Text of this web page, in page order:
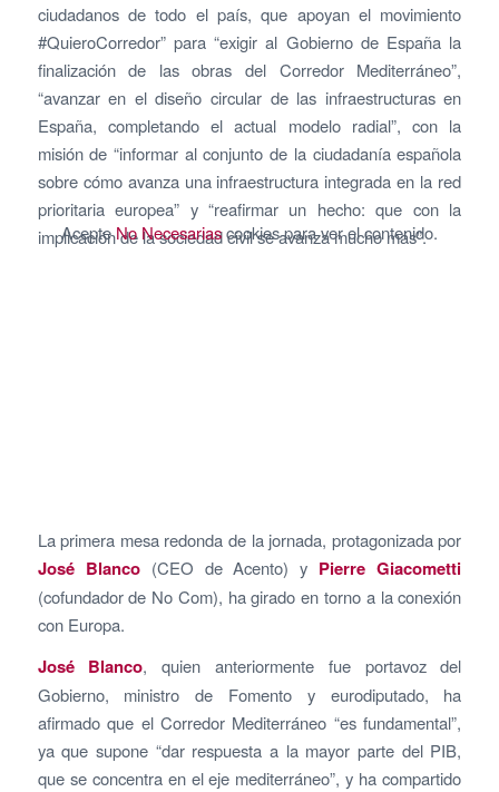
ciudadanos de todo el país, que apoyan el movimiento
#QuieroCorredor” para “exigir al Gobierno de España la
finalización de las obras del Corredor Mediterráneo”,
“avanzar en el diseño circular de las infraestructuras en
España, completando el actual modelo radial”, con la
misión de “informar al conjunto de la ciudadanía española
sobre cómo avanza una infraestructura integrada en la red
prioritaria europea” y “reafirmar un hecho: que con la
implicación de la sociedad civil se avanza mucho más”.
AcepteNo Necesariascookies para ver el contenido.
La primera mesa redonda de la jornada, protagonizada por
José Blanco(CEO de Acento) y Pierre Giacometti
(cofundador de No Com), ha girado en torno a la conexión
con Europa.
José Blanco, quien anteriormente fue portavoz del
Gobierno, ministro de Fomento y eurodiputado, ha
afirmado que el Corredor Mediterráneo “es fundamental”,
ya que supone “dar respuesta a la mayor parte del PIB,
que se concentra en el eje mediterráneo”, y ha compartido